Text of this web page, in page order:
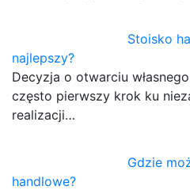
Stoisko
najlepszy?
Decyzja o otwarciu
często pierwszy krok ku
realizacji…
Gdzie
handlowe?